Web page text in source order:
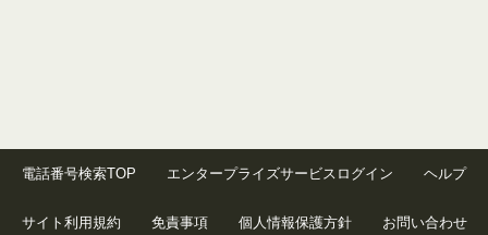
電話番号検索TOP エンタープライズサービスログイン ヘルプ
サイト利用規約 免責事項 個人情報保護方針 お問い合わせ